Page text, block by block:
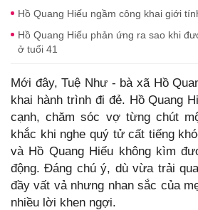
Hồ Quang Hiếu ngầm công khai giới
Hồ Quang Hiếu phản ứng ra sao khi
ở tuổi 41
Mới đây, Tuệ Như - bà xã Hồ
khai hành trình đi đẻ. Hồ Quang
cạnh, chăm sóc vợ từng chút
khắc khi nghe quý tử cất tiếng
và Hồ Quang Hiếu không kìm
động. Đáng chú ý, dù vừa trải
đầy vất vả nhưng nhan sắc của
nhiều lời khen ngợi.